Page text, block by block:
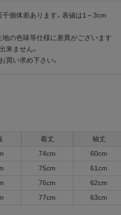
個体差あります。表値は1～3cm
の色味等仕様に差異がございます
来ません。
買い求め下さい。
着丈
袖丈
74cm
60cm
75cm
61cm
76cm
62cm
77cm 63cm